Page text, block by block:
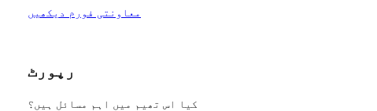
معاونتی فورم دیکھیں
رپورٹ
کیا اس تھیم میں اہم مسائل ہیں؟